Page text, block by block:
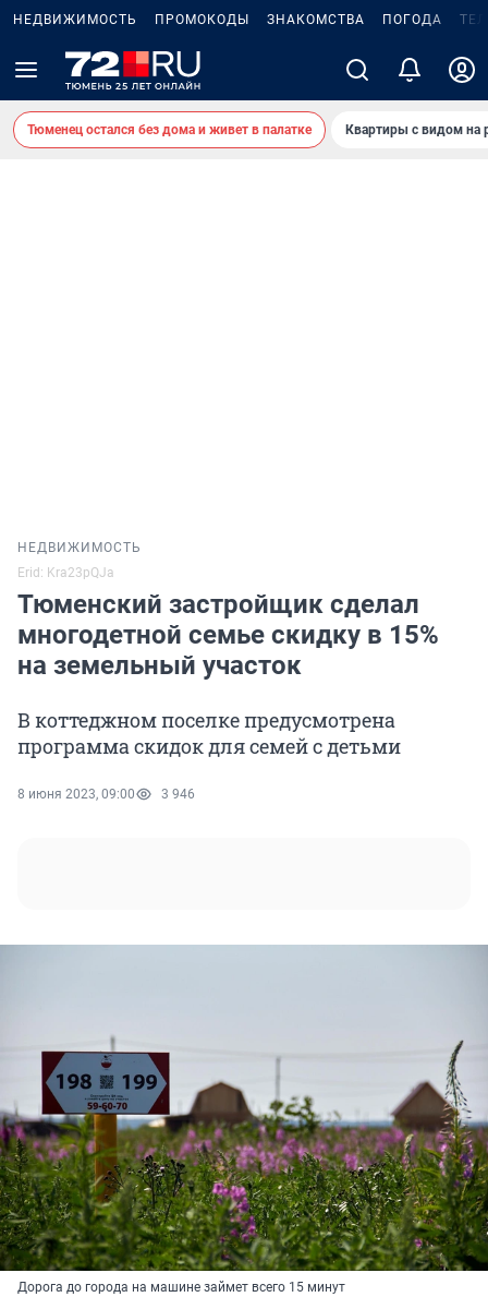
НЕДВИЖИМОСТЬ ПРОМОКОДЫ ЗНАКОМСТВА ПОГОДА
Тюменец остался без дома и живет в палатке Квартиры с видом на
НЕДВИЖИМОСТЬ
Erid: Kra23pQJa
Тюменский застройщик сделал
многодетной семье скидку в 15%
на земельный участок
В коттеджном поселке предусмотрена
программа скидок для семей с детьми
8 июня 2023, 09:00 3 946
Дорога до города на машине займет всего 15 минут